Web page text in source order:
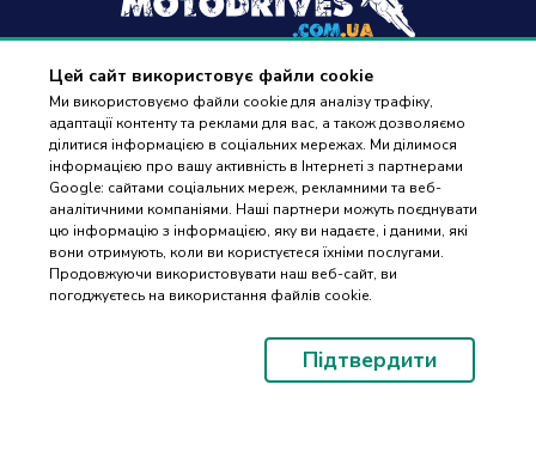
Цей сайт використовує файли cookie
Ми використовуємо файли cookie для аналізу трафіку,
адаптації контенту та реклами для вас, а також дозволяємо
ділитися інформацією в соціальних мережах. Ми ділимося
інформацією про вашу активність в Інтернеті з партнерами
Google: сайтами соціальних мереж, рекламними та веб-
аналітичними компаніями. Наші партнери можуть поєднувати
цю інформацію з інформацією, яку ви надаєте, і даними, які
вони отримують, коли ви користуєтеся їхніми послугами.
Продовжуючи використовувати наш веб-сайт, ви
погоджуєтесь на використання файлів cookie.
Підтвердити
+38(096) 488 77 88
дзвінки приймаються в робочі дні з 9:00 до 18:00
Оплата та доставка
Контакти
ПІДБІР
ЗАПЧАСТИН